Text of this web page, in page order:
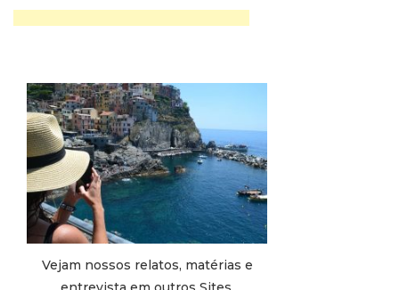
Vejam nossos relatos, matérias e